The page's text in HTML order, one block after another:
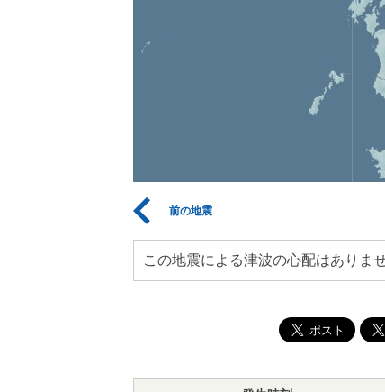
前の地震
この地震による津波の心配はありませ